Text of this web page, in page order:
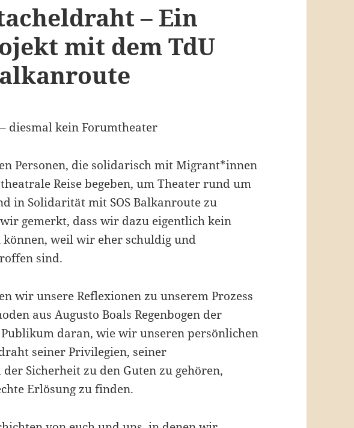
– Ein
mit dem TdU
diesmal kein Forumtheater
Personen, die solidarisch mit Migrant*innen
Reise begeben, um Theater rund um
in Solidarität mit SOS Balkanroute zu
gemerkt, dass wir dazu eigentlich kein
weil wir eher schuldig und
sind.
wir unsere Reflexionen zu unserem Prozess
aus Augusto Boals Regenbogen der
daran, wie wir unseren persönlichen
seiner Privilegien, seiner
Sicherheit zu den Guten zu gehören,
Erlösung zu finden.